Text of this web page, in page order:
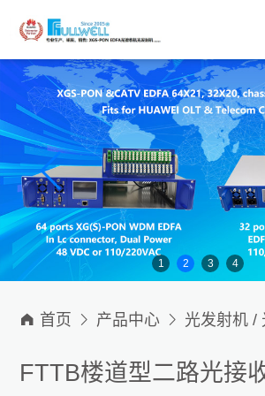
1 2 3 4
 首页  产品中心  光发射机 /
野外&楼道型光接收机
FTTB楼道型二路光接